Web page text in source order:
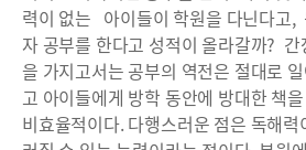
력이 없는 아이들이 학원을 다닌다고,
자 공부를 한다고 성적이 올라갈까?
을 가지고서는 공부의 역전은 절대로
고 아이들에게 방학 동안에 방대한 책
비효율적이다. 다행스러운 점은 독해